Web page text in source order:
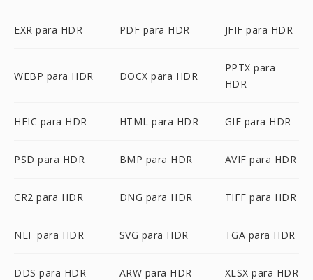
EXR para HDR PDF para HDR JFIF para HDR
WEBP para HDR DOCX para HDR
PPTX para
HDR
HEIC para HDR HTML para HDR GIF para HDR
PSD para HDR BMP para HDR AVIF para HDR
CR2 para HDR DNG para HDR TIFF para HDR
NEF para HDR SVG para HDR TGA para HDR
DDS para HDR ARW para HDR XLSX para HDR